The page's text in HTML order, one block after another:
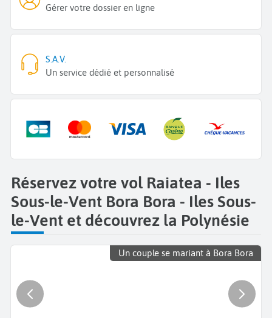
Gérer votre dossier en ligne
S.A.V.
Un service dédié et personnalisé
Réservez votre vol Raiatea - Iles
Sous-le-Vent Bora Bora - Iles Sous-
le-Vent et découvrez la Polynésie
Un couple se mariant à Bora Bora